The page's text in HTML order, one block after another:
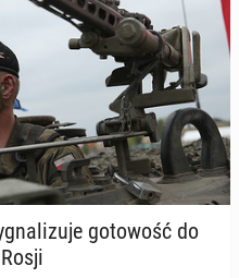
go­to­wość do